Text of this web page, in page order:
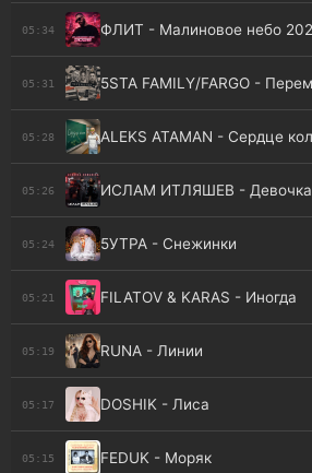
05:34 ФЛИТ - Малиновое небо
05:31 5STA FAMILY/FARGO -
05:28 ALEKS ATAMAN - Сердце
05:26 ИСЛАМ ИТЛЯШЕВ - Девочка
05:24 5УТРА - Снежинки
05:21 FILATOV & KARAS - Иногда
05:19 RUNA - Линии
05:17 DOSHIK - Лиса
05:15 FEDUK - Моряк